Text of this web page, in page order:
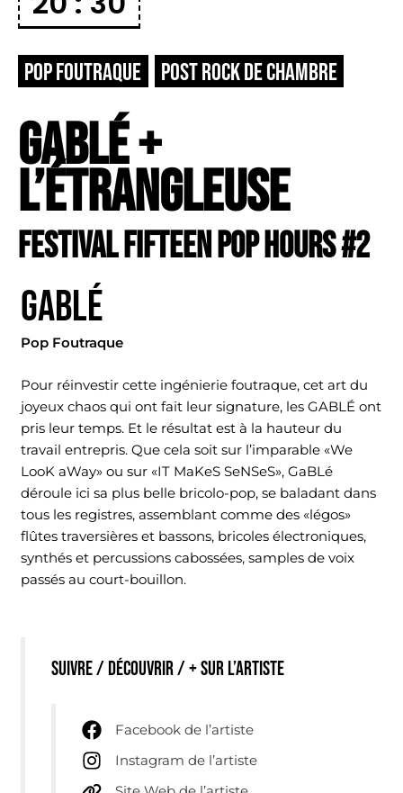
POP FOUTRAQUE POST ROCK DE CHAMBRE
GABLÉ +
L’ÉTRANGLEUSE
FESTIVAL FIFTEEN POP HOURS #2
GABLÉ
Pop Foutraque
Pour réinvestir cette ingénierie foutraque, cet art du
joyeux chaos qui ont fait leur signature, les GABLÉ ont
pris leur temps. Et le résultat est à la hauteur du
travail entrepris. Que cela soit sur l’imparable «We
LooK aWay» ou sur «IT MaKeS SeNSeS», GaBLé
déroule ici sa plus belle bricolo-pop, se baladant dans
tous les registres, assemblant comme des «légos»
flûtes traversières et bassons, bricoles électroniques,
synthés et percussions cabossées, samples de voix
passés au court-bouillon.
Suivre / découvrir / + sur l’artiste
Facebook de l’artiste
Instagram de l’artiste